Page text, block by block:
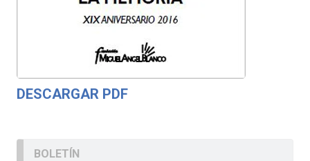
DESCARGAR PDF
BOLETÍN